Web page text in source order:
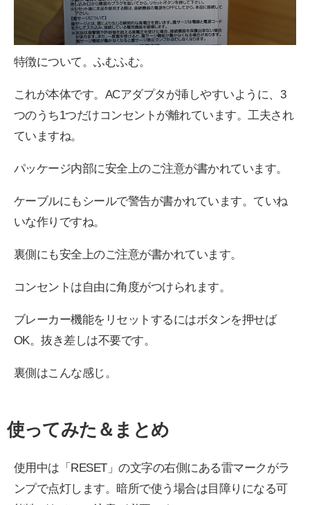
特徴について。ふむふむ。
これが本体です。ACアダプタが挿しやすいように、3
つのうち1つだけコンセントが離れています。工夫され
ていますね。
パッケージ内部に安全上のご注意が書かれています。
ケーブルにもシールで警告が書かれています。ていね
いな作りですね。
裏側にも安全上のご注意が書かれています。
コンセントは自由に角度がつけられます。
ブレーカー機能をリセットするにはボタンを押せば
OK。抜き差しは不要です。
裏側はこんな感じ。
使ってみた＆まとめ
使用中は「RESET」の文字の右側にある雷マークがラ
ンプで点灯します。暗所で使う場合は目障りになる可